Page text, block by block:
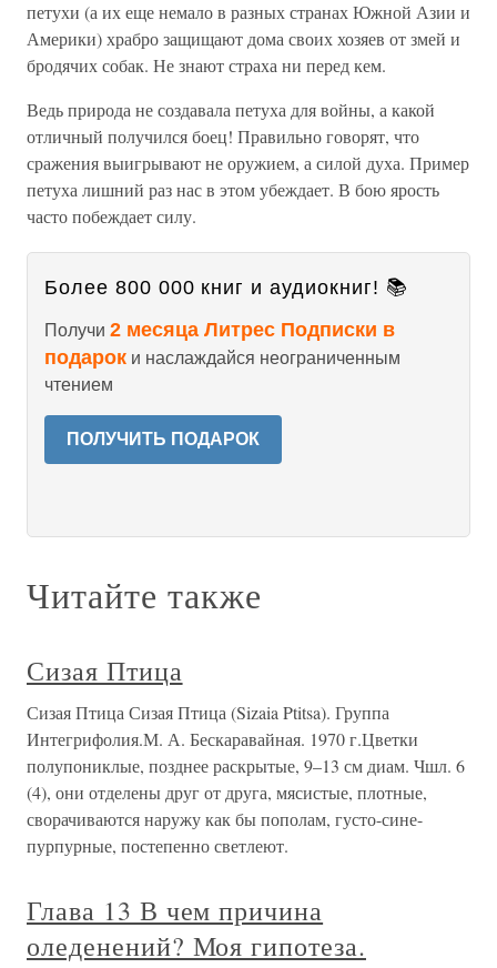
петухи (а их еще немало в разных странах Южной Азии и
Америки) храбро защищают дома своих хозяев от змей и
бродячих собак. Не знают страха ни перед кем.
Ведь природа не создавала петуха для войны, а какой
отличный получился боец! Правильно говорят, что
сражения выигрывают не оружием, а силой духа. Пример
петуха лишний раз нас в этом убеждает. В бою ярость
часто побеждает силу.
Более 800 000 книг и аудиокниг! 📚
Получи 2 месяца Литрес Подписки в
подарок и наслаждайся неограниченным
чтением
ПОЛУЧИТЬ ПОДАРОК
Читайте также
Сизая Птица
Сизая Птица Сизая Птица (Sizaia Ptitsa). Группа
Интегрифолия.М. А. Бескаравайная. 1970 г.Цветки
полупониклые, позднее раскрытые, 9–13 см диам. Чшл. 6
(4), они отделены друг от друга, мясистые, плотные,
сворачиваются наружу как бы пополам, густо-сине-
пурпурные, постепенно светлеют.
Глава 13 В чем причина
оледенений? Моя гипотеза.